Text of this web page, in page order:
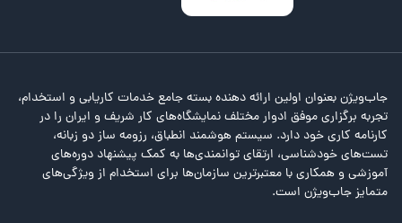
جاب‌ویژن بعنوان اولین ارائه دهنده بسته جامع خدمات کاریابی و استخدام،
تجربه برگزاری موفق ادوار مختلف نمایشگاه‌های کار شریف و ایران را در
کارنامه کاری خود دارد. سیستم هوشمند انطباق، رزومه ساز دو زبانه،
تست‌های خودشناسی، ارتقای توانمندی‌ها به کمک پیشنهاد دوره‌های
آموزشی و همکاری با معتبرترین سازمان‌ها برای استخدام از ویژگی‌های
متمایز جاب‌ویژن است.